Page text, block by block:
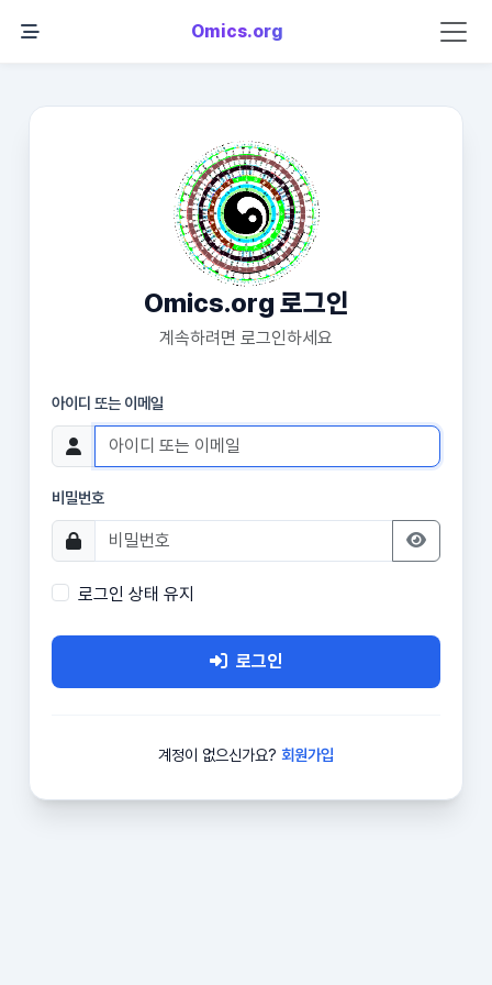
Omics.org
Omics.org 로그인
계속하려면 로그인하세요
아이디 또는 이메일
비밀번호
로그인 상태 유지
로그인
계정이 없으신가요? 회원가입